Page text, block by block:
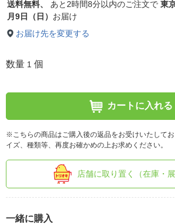
送料無料、 あと 2時間8分以内のご注文で 東
月9日（日） お届け
お届け先を変更する
数量 1 個
カートに入れる
※こちらの商品はご購入後の返品をお受けいたして
イズ、種類等、再度お確かめの上お求めください。
店舗に取り置く（在庫・展
一緒に購入